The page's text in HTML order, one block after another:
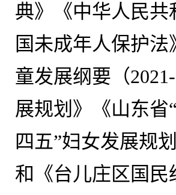
典》《中华人民
国未成年人保护
童发展纲要（
展规划》《山东省
四五”妇女发展规
和《台儿庄区国